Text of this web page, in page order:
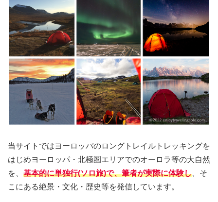
当サイトではヨーロッパのロングトレイルトレッキングを
はじめヨーロッパ・北極圏エリアでのオーロラ等の大自然
を、 基本的に単独行(ソロ旅)で、筆者が実際に体験し、そ
こにある絶景・文化・歴史等を発信しています。